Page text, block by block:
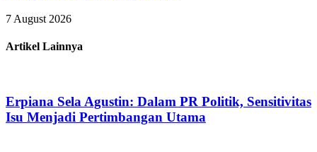
7 August 2026
Artikel Lainnya
Erpiana Sela Agustin: Dalam PR Politik, Sensitivitas
Isu Menjadi Pertimbangan Utama